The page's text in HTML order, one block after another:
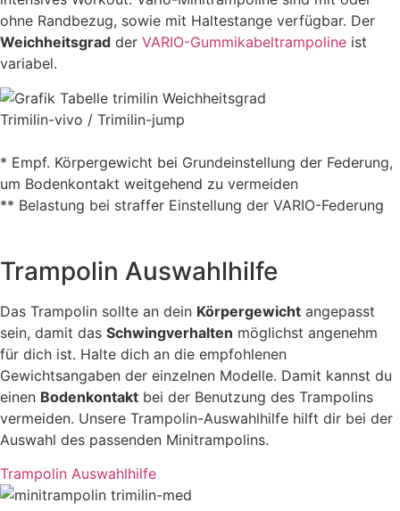
ohne Randbezug, sowie mit Haltestange verfügbar. Der
Weichheitsgrad der VARIO-Gummikabeltrampoline ist
variabel.
Trimilin-vivo / Trimilin-jump
* Empf. Körpergewicht bei Grundeinstellung der Federung,
um Bodenkontakt weitgehend zu vermeiden
** Belastung bei straffer Einstellung der VARIO-Federung
Trampolin Auswahlhilfe
Das Trampolin sollte an dein Körpergewicht angepasst
sein, damit das Schwingverhalten möglichst angenehm
für dich ist. Halte dich an die empfohlenen
Gewichtsangaben der einzelnen Modelle. Damit kannst du
einen Bodenkontakt bei der Benutzung des Trampolins
vermeiden. Unsere Trampolin-Auswahlhilfe hilft dir bei der
Auswahl des passenden Minitrampolins.
Trampolin Auswahlhilfe